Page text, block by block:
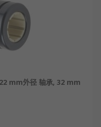
mm外径 轴承, 32 mm